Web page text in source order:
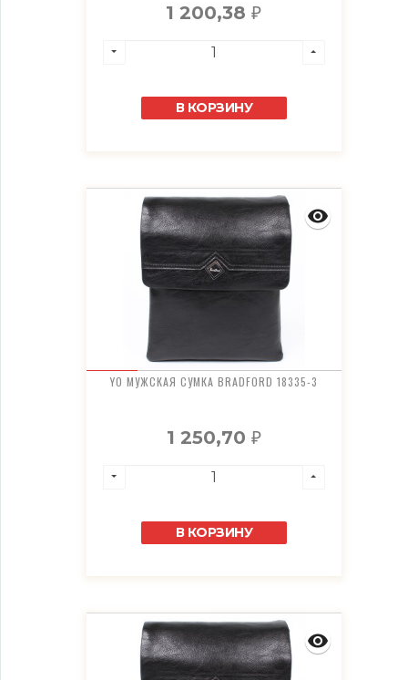
1 200,38₽
В КОРЗИНУ
YO МУЖСКАЯ СУМКА BRADFORD 18335-3
1 250,70 ₽
В КОРЗИНУ